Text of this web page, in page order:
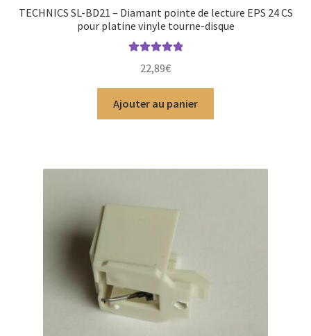
TECHNICS SL-BD21 – Diamant pointe de lecture EPS 24 CS
pour platine vinyle tourne-disque
5
22,89€
Ajouter au panier